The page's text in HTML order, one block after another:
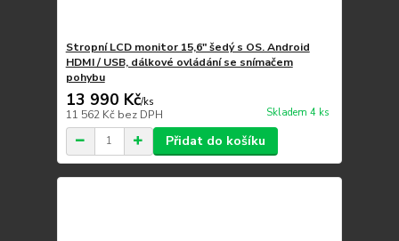
Stropní LCD monitor 15,6" šedý s OS. Android
HDMI / USB, dálkové ovládání se snímačem
pohybu
13 990 Kč/ks
11 562 Kč bez DPH Skladem 4 ks
Přidat do košíku